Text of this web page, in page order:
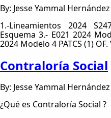
By: Jesse Yammal
1.-Lineamientos 2024
Esquema 3.- E021 2024
2024 Modelo 4 PATCS (1)
Contraloría Social
By: Jesse Yammal
¿Qué es Contraloría Social ?